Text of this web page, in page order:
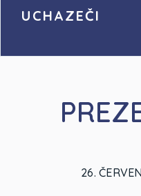
UCHAZEČI
26.